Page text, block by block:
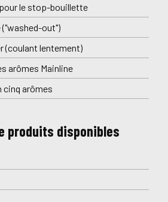
le stop-bouillette
out")
(coulant lentement)
arômes Mainline
cinq arômes
produits disponibles